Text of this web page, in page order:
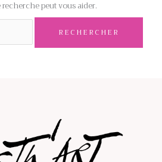
recherche peut vous aider.